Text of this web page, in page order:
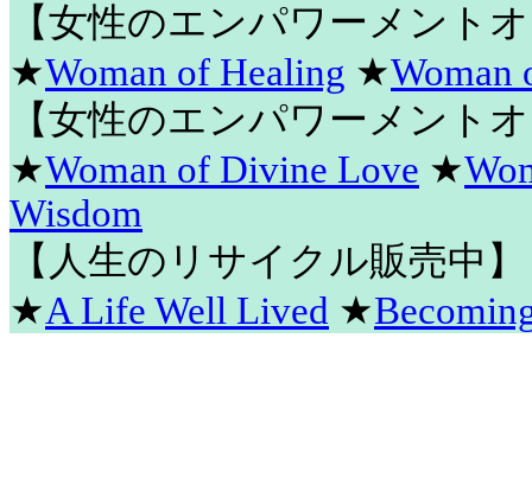
【女性のエンパワーメント
★Woman of Healing ★Woman
【女性のエンパワーメント
★Woman of Divine Love ★
Wisdom
【人生のリサイクル販売中】
★A Life Well Lived ★